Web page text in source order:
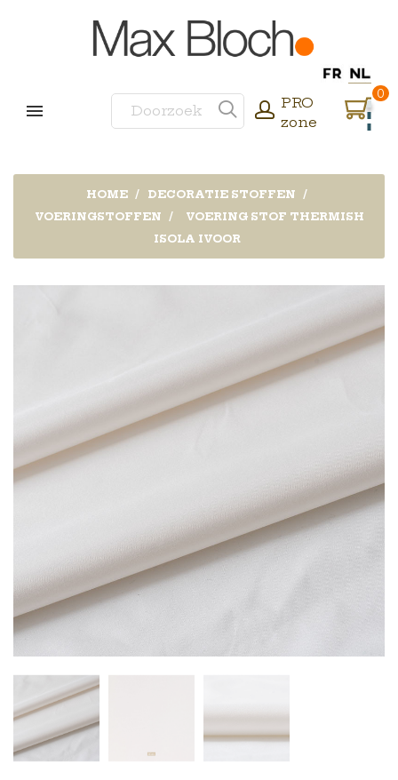
PRO
zone
0
HOME
DECORATIE STOFFEN
VOERINGSTOFFEN
VOERING STOF THERMISH
ISOLA IVOOR